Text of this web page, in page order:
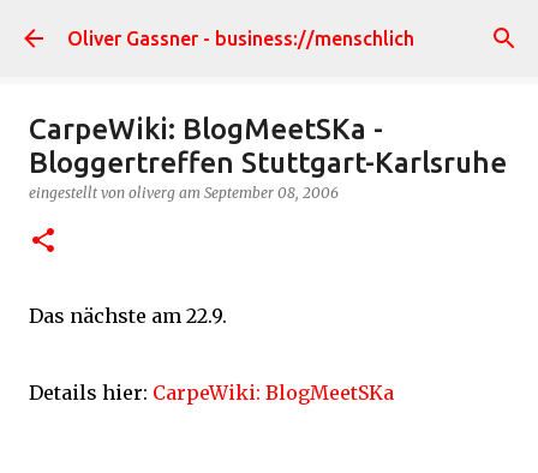
Direkt zum Hauptbereich
Oliver Gassner - business://menschlich
CarpeWiki: BlogMeetSKa -
Bloggertreffen Stuttgart-Karlsruhe
eingestellt von oliverg am September 08, 2006
Das nächste am 22.9.
Details hier: CarpeWiki: BlogMeetSKa